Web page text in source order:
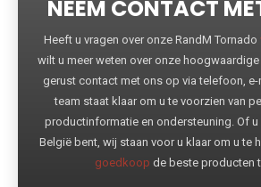
NEEM CONTACT
Heeft u vragen over onze RandM Tornado
wilt u meer weten over onze hoogwaardige
gerust contact met ons op via telefoon,
team staat klaar om u te voorzien van
productinformatie en ondersteuning. Of
België bent, wij staan voor u klaar om u te
goedkoop de beste producten